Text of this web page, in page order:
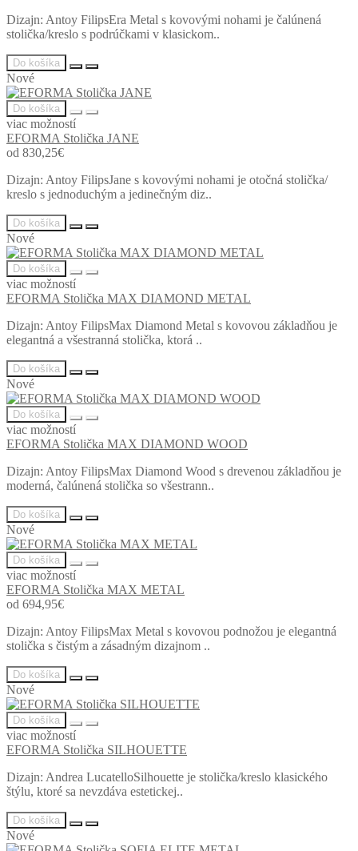
Dizajn: Antoy FilipsEra Metal s kovovými nohami je čalúnená
stolička/kreslo s podrúčkami v klasickom..
Do košíka
Nové
Do košíka
viac možností
EFORMA Stolička JANE
od 830,25€
Dizajn: Antoy FilipsJane s kovovými nohami je otočná stolička/
kreslo s jednoduchým a jedinečným diz..
Do košíka
Nové
Do košíka
viac možností
EFORMA Stolička MAX DIAMOND METAL
Dizajn: Antoy FilipsMax Diamond Metal s kovovou základňou je
elegantná a všestranná stolička, ktorá ..
Do košíka
Nové
Do košíka
viac možností
EFORMA Stolička MAX DIAMOND WOOD
Dizajn: Antoy FilipsMax Diamond Wood s drevenou základňou je
moderná, čalúnená stolička so všestrann..
Do košíka
Nové
Do košíka
viac možností
EFORMA Stolička MAX METAL
od 694,95€
Dizajn: Antoy FilipsMax Metal s kovovou podnožou je elegantná
stolička s čistým a zásadným dizajnom ..
Do košíka
Nové
Do košíka
viac možností
EFORMA Stolička SILHOUETTE
Dizajn: Andrea LucatelloSilhouette je stolička/kreslo klasického
štýlu, ktoré sa nevzdáva estetickej..
Do košíka
Nové